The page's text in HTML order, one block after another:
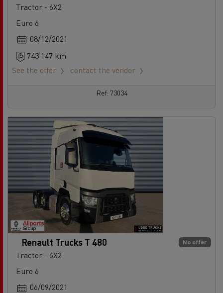
Tractor - 6X2
Euro 6
08/12/2021
743 147 km
See the offer
contact the vendor
Ref: 73034
No offer
Renault Trucks T 480
Tractor - 6X2
Euro 6
06/09/2021